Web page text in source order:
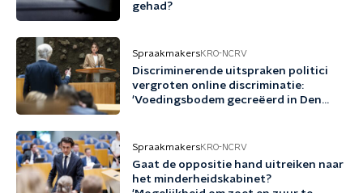
gehad?
SpraakmakersKRO-NCRV
Discriminerende uitspraken politici
vergroten online discriminatie:
'Voedingsbodem gecreëerd in Den
SpraakmakersKRO-NCRV
Gaat de oppositie hand uitreiken naar
het minderheidskabinet?